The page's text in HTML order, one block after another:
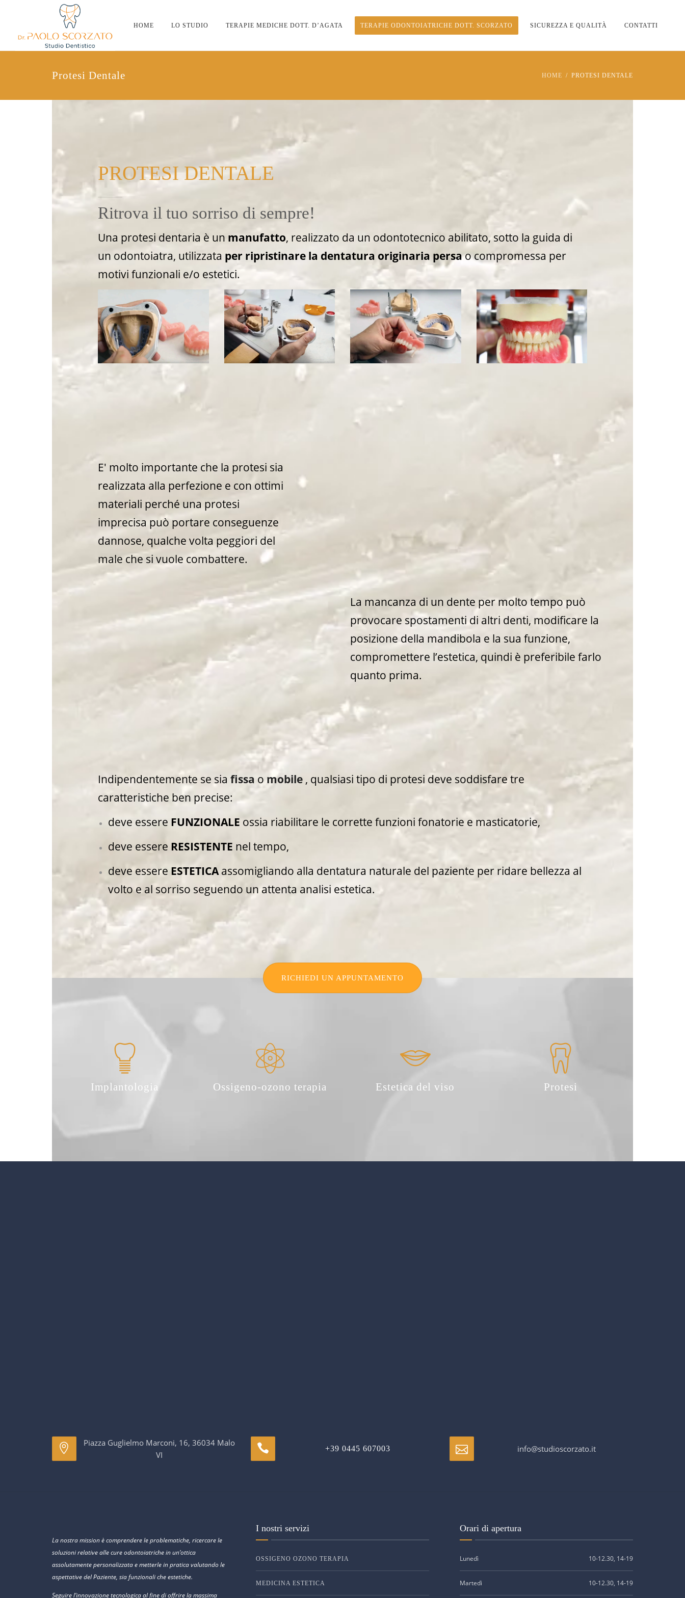
HOME LO STUDIO TERAPIE MEDICHE DOTT. D’AGATA TERAPIE ODONTOIATRICHE DOTT. SCORZATO SICUREZZA E QUALITÀ CONTATTI
Protesi Dentale HOME PROTESI DENTALE
PROTESI DENTALE
Ritrova il tuo sorriso di sempre!
Una protesi dentaria è un manufatto, realizzato da un odontotecnico abilitato, sotto la guida di
un odontoiatra, utilizzata per ripristinare la dentatura originaria persao compromessa per
motivi funzionali e/o estetici.
E' molto importante che la protesi sia
realizzata alla perfezione e con ottimi
materiali perché una protesi
imprecisa può portare conseguenze
dannose, qualche volta peggiori del
male che si vuole combattere.
La mancanza di un dente per molto tempo può
provocare spostamenti di altri denti, modificare la
posizione della mandibola e la sua funzione,
compromettere l’estetica, quindi è preferibile farlo
quanto prima.
Indipendentemente se sia fissa omobile , qualsiasi tipo di protesi deve soddisfare tre
caratteristiche ben precise:
deve essere FUNZIONALE ossia riabilitare le corrette funzioni fonatorie e masticatorie,
deve essere RESISTENTE nel tempo,
deve essere ESTETICAassomigliando alla dentatura naturale del paziente per ridare bellezza al
volto e al sorriso seguendo un attenta analisi estetica.
RICHIEDI UN APPUNTAMENTO
Implantologia Ossigeno-ozono terapia Estetica del viso Protesi
Piazza Guglielmo Marconi, 16, 36034 Malo
VI
+39 0445 607003 info@studioscorzato.it
La nostra mission è comprendere le problematiche, ricercare le
soluzioni relative alle cure odontoiatriche in un’ottica
assolutamente personalizzata e metterle in pratica valutando le
aspettative del Paziente, sia funzionali che estetiche.
Seguire l’innovazione tecnologica al fine di offrire la massima
I nostri servizi
OSSIGENO OZONO TERAPIA
MEDICINA ESTETICA
Orari di apertura
Lunedì 10-12.30, 14-19
Martedì 10-12.30, 14-19